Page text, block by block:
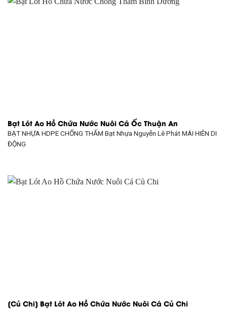
Bạt Lót Ao Hồ Chứa Nước Nuôi Cá Ốc Thuận An
BẠT NHỰA HDPE CHỐNG THẤM Bạt Nhựa Nguyễn Lê PhátMÁI HIÊN DI
ĐỘNG
[Củ Chi] Bạt Lót Ao Hồ Chứa Nước Nuôi Cá Củ Chi